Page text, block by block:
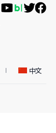
中文